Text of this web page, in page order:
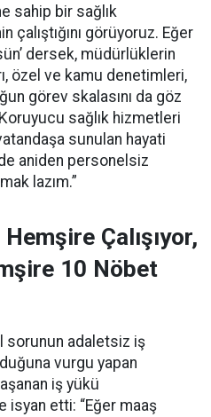
sahip bir sağlık
görüyoruz. Eğer
dersek, müdürlüklerin
özel ve kamu denetimleri,
görev skalasını da göz
sağlık hizmetleri
sunulan hayati
aniden personelsiz
lazım.”
Çalışıyor,
10 Nöbet
sorunun adaletsiz iş
vurgu yapan
iş yükü
isyan etti: “Eğer maaş